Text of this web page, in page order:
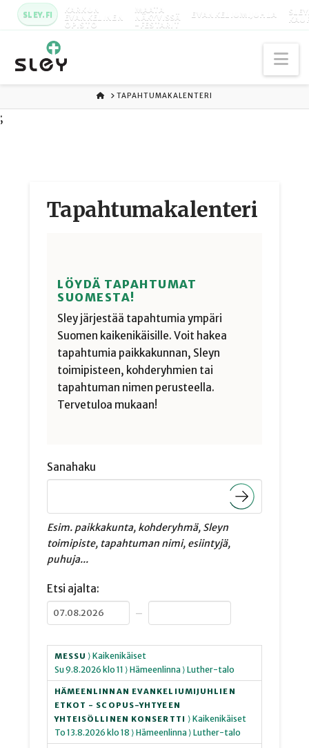
SLEY.FI KARKUN
EVANKELINEN
OPISTO
MAATA
NÄKYVISSÄ
-FESTARIT
EVANKELIUMIJUHLA
ETUSIVU
TAPAHTUMAKALENTERI
;
Tapahtuma­kalenteri
LÖYDÄ TAPAHTUMAT
SUOMESTA!
Sley järjestää tapahtumia ympäri
Suomen kaikenikäisille. Voit hakea
tapahtumia paikkakunnan, Sleyn
toimipisteen, kohderyhmien tai
tapahtuman nimen perusteella.
Tervetuloa mukaan!
Sanahaku
Esim. paikkakunta, kohderyhmä, Sleyn
toimipiste, tapahtuman nimi, esiintyjä,
puhuja...
Etsi ajalta:
–
MESSU ⟩ Kaikenikäiset
Su9.8.2026 klo 11 ⟩ Hämeenlinna⟩ Luther-talo
HÄMEENLINNAN EVANKELIUMIJUHLIEN
ETKOT - SCOPUS-YHTYEEN
YHTEISÖLLINEN KONSERTTI ⟩ Kaikenikäiset
To 13.8.2026 klo 18 ⟩ Hämeenlinna⟩ Luther-talo